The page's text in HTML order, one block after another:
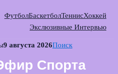
ФутболБаскетболТеннисХоккей
Экслюзивные Интервью
9 августа 2026Поиск